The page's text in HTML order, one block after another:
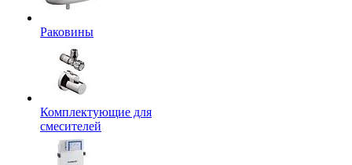
Раковины
Комплектующие для
смесителей